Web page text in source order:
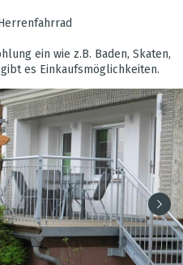
ein wie z.B. Baden, Ska­ten,
es Ein­kaufs­mög­lich­kei­ten.